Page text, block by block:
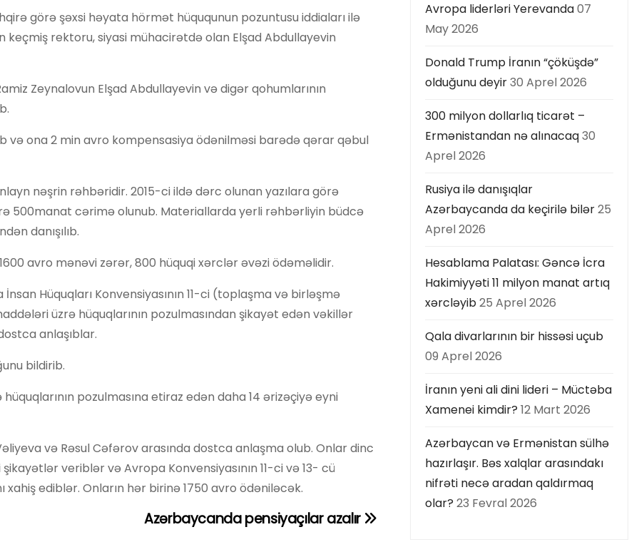
görə şəxsi həyata hörmət hüququnun pozuntusu iddiaları ilə
keçmiş rektoru, siyasi mühacirətdə olan Elşad Abdullayevin
Zeynalovun Elşad Abdullayevin və digər qohumlarının
və ona 2 min avro kompensasiya ödənilməsi barədə qərar qəbul
nəşrin rəhbəridir. 2015-ci ildə dərc olunan yazılara görə
500manat cərimə olunub. Materiallarda yerli rəhbərliyin büdcə
danışılıb.
avro mənəvi zərər, 800 hüquqi xərclər əvəzi ödəməlidir.
Hüquqları Konvensiyasının 11-ci (toplaşma və birləşmə
üzrə hüquqlarının pozulmasından şikayət edən vəkillər
anlaşıblar.
bildirib.
pozulmasına etiraz edən daha 14 ərizəçiyə eyni
və Rəsul Cəfərov arasında dostca anlaşma olub. Onlar dinc
veriblər və Avropa Konvensiyasının 11-ci və 13- cü
xahiş ediblər. Onların hər birinə 1750 avro ödəniləcək.
Azərbaycanda pensiyaçılar azalır
Avropa liderləri Yerevanda07
May 2026
Donald Trump İranın “çöküşdə”
olduğunu deyir30 Aprel 2026
300 milyon dollarlıq ticarət –
Ermənistandan nə alınacaq30
Aprel 2026
Rusiya ilə danışıqlar
Azərbaycanda da keçirilə bilər25
Aprel 2026
Hesablama Palatası: Gəncə İcra
Hakimiyyəti 11 milyon manat artıq
xərcləyib25 Aprel 2026
Qala divarlarının bir hissəsi uçub
09 Aprel 2026
İranın yeni ali dini lideri – Müctəba
Xamenei kimdir? 12 Mart 2026
Azərbaycan və Ermənistan sülhə
hazırlaşır. Bəs xalqlar arasındakı
nifrəti necə aradan qaldırmaq
olar? 23 Fevral 2026